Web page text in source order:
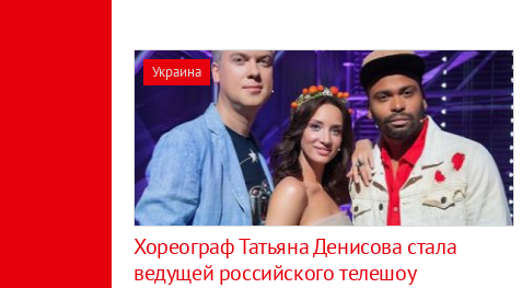
Украина
Хореограф Татьяна Денисова стала
ведущей российского телешоу